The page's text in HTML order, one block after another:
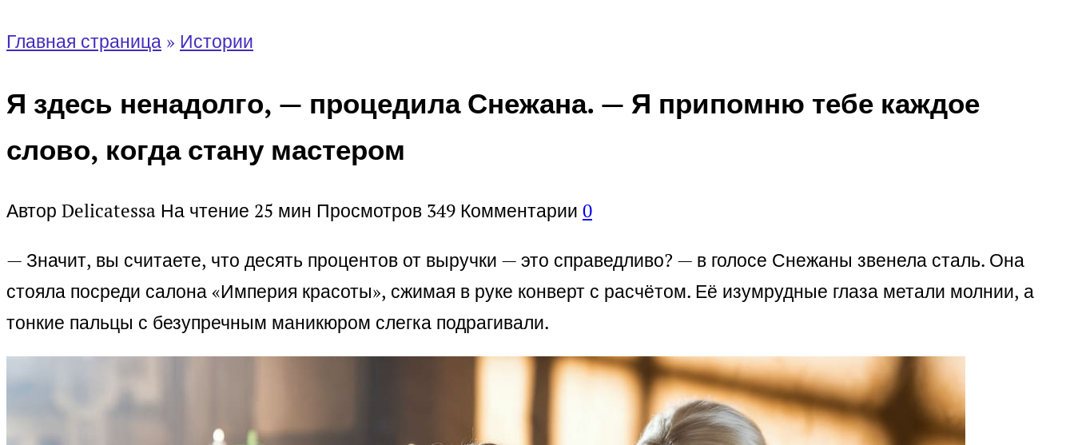
Главная страница » Истории
Я здесь ненадолго, — процедила Снежана. — Я припомню тебе каждое
слово, когда стану мастером
Автор Delicatessa На чтение 25 мин Просмотров 349 Комментарии 0
— Значит, вы считаете, что десять процентов от выручки — это справедливо? — в голосе Снежаны звенела сталь. Она
стояла посреди салона «Империя красоты», сжимая в руке конверт с расчётом. Её изумрудные глаза метали молнии, а
тонкие пальцы с безупречным маникюром слегка подрагивали.